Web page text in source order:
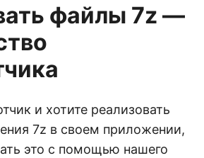
файлы 7z —
и хотите реализовать
7z в своем приложении,
это с помощью нашего